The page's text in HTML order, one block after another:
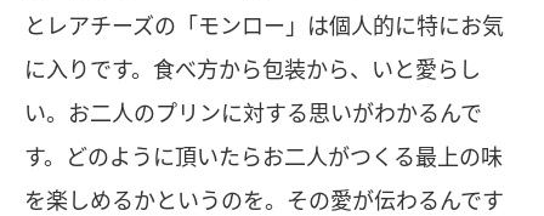
とレアチーズの「モンロー」は個人的に特にお気
に入りです。食べ方から包装から、いと愛らし
い。お二人のプリンに対する思いがわかるんで
す。どのように頂いたらお二人がつくる最上の味
を楽しめるかというのを。その愛が伝わるんです